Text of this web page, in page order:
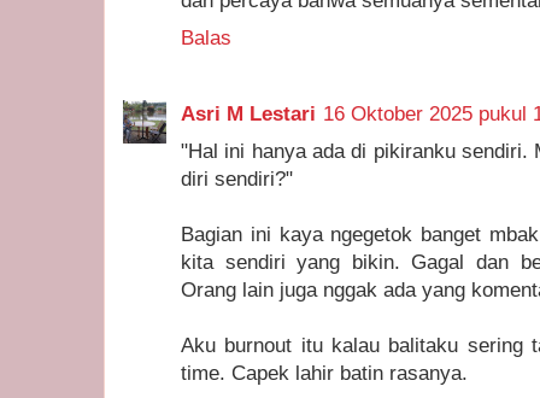
Balas
Asri M Lestari 16 Oktober 2025 pukul
"Hal ini hanya ada di pikiranku sendiri.
diri sendiri?"
Bagian ini kaya ngegetok banget
kita sendiri yang bikin. Gagal dan
Orang lain juga nggak ada yang
Aku burnout itu kalau balitaku sering
time. Capek lahir batin rasanya.